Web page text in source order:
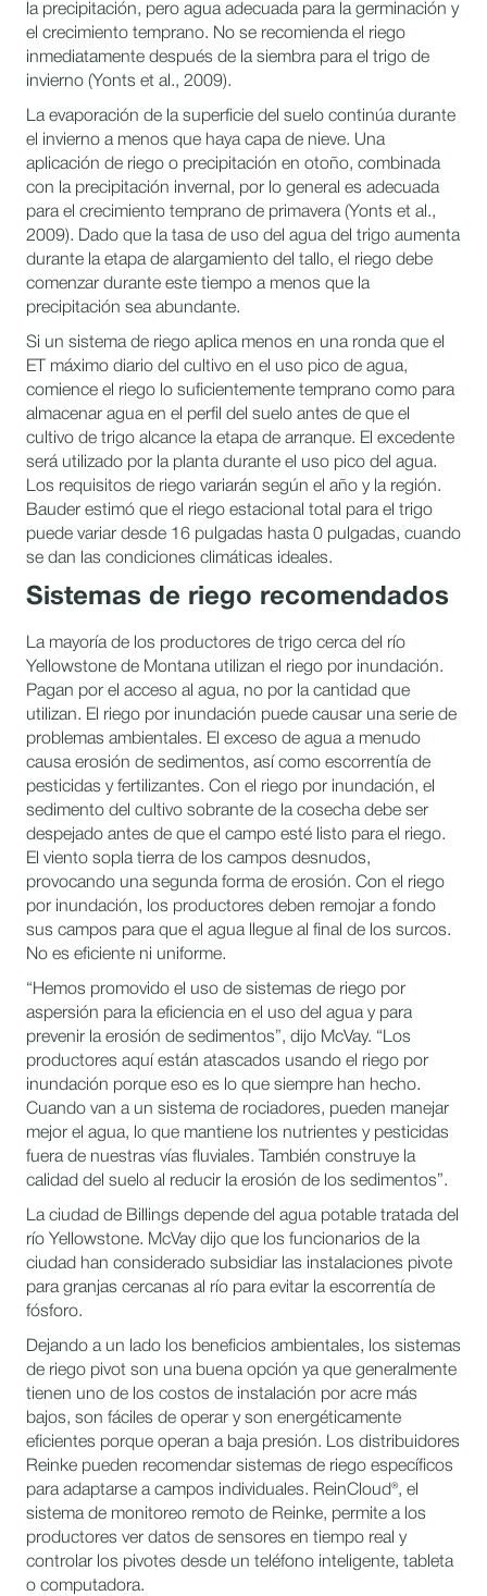
la precipitación, pero agua adecuada para la germinación y
el crecimiento temprano. No se recomienda el riego
inmediatamente después de la siembra para el trigo de
invierno (Yonts et al., 2009).
La evaporación de la superficie del suelo continúa durante
el invierno a menos que haya capa de nieve. Una
aplicación de riego o precipitación en otoño, combinada
con la precipitación invernal, por lo general es adecuada
para el crecimiento temprano de primavera (Yonts et al.,
2009). Dado que la tasa de uso del agua del trigo aumenta
durante la etapa de alargamiento del tallo, el riego debe
comenzar durante este tiempo a menos que la
precipitación sea abundante.
Si un sistema de riego aplica menos en una ronda que el
ET máximo diario del cultivo en el uso pico de agua,
comience el riego lo suficientemente temprano como para
almacenar agua en el perfil del suelo antes de que el
cultivo de trigo alcance la etapa de arranque. El excedente
será utilizado por la planta durante el uso pico del agua.
Los requisitos de riego variarán según el año y la región.
Bauder estimó que el riego estacional total para el trigo
puede variar desde 16 pulgadas hasta 0 pulgadas, cuando
se dan las condiciones climáticas ideales.
Sistemas de riego recomendados
La mayoría de los productores de trigo cerca del río
Yellowstone de Montana utilizan el riego por inundación.
Pagan por el acceso al agua, no por la cantidad que
utilizan. El riego por inundación puede causar una serie de
problemas ambientales. El exceso de agua a menudo
causa erosión de sedimentos, así como escorrentía de
pesticidas y fertilizantes. Con el riego por inundación, el
sedimento del cultivo sobrante de la cosecha debe ser
despejado antes de que el campo esté listo para el riego.
El viento sopla tierra de los campos desnudos,
provocando una segunda forma de erosión. Con el riego
por inundación, los productores deben remojar a fondo
sus campos para que el agua llegue al final de los surcos.
No es eficiente ni uniforme.
“Hemos promovido el uso de sistemas de riego por
aspersión para la eficiencia en el uso del agua y para
prevenir la erosión de sedimentos”, dijo McVay. “Los
productores aquí están atascados usando el riego por
inundación porque eso es lo que siempre han hecho.
Cuando van a un sistema de rociadores, pueden manejar
mejor el agua, lo que mantiene los nutrientes y pesticidas
fuera de nuestras vías fluviales. También construye la
calidad del suelo al reducir la erosión de los sedimentos”.
La ciudad de Billings depende del agua potable tratada del
río Yellowstone. McVay dijo que los funcionarios de la
ciudad han considerado subsidiar las instalaciones pivote
para granjas cercanas al río para evitar la escorrentía de
fósforo.
Dejando a un lado los beneficios ambientales, los sistemas
de riego pivot son una buena opción ya que generalmente
tienen uno de los costos de instalación por acre más
bajos, son fáciles de operar y son energéticamente
eficientes porque operan a baja presión. Los distribuidores
Reinke pueden recomendar sistemas de riego específicos
para adaptarse a campos individuales. ReinCloud®, el
sistema de monitoreo remoto de Reinke, permite a los
productores ver datos de sensores en tiempo real y
controlar los pivotes desde un teléfono inteligente, tableta
o computadora.